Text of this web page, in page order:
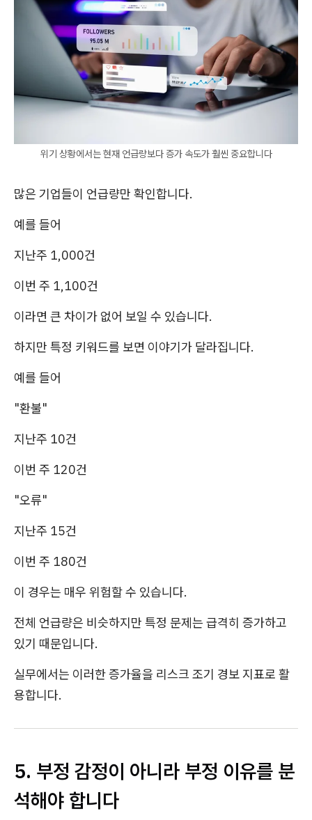
위기 상황에서는 현재 언급량보다 증가 속도가 훨씬 중요합니다
많은 기업들이 언급량만 확인합니다.
예를 들어
지난주 1,000건
이번 주 1,100건
이라면 큰 차이가 없어 보일 수 있습니다.
하지만 특정 키워드를 보면 이야기가 달라집니다.
예를 들어
"환불"
지난주 10건
이번 주 120건
"오류"
지난주 15건
이번 주 180건
이 경우는 매우 위험할 수 있습니다.
전체 언급량은 비슷하지만 특정 문제는 급격히 증가하고
있기 때문입니다.
실무에서는 이러한 증가율을 리스크 조기 경보 지표로 활
용합니다.
5. 부정 감정이 아니라 부정 이유를 분
석해야 합니다